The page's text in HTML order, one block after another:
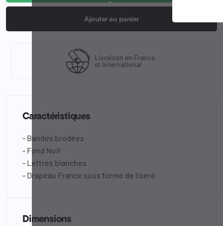
Ajouter au panier
Livraison en France
et international
Caractéristiques
- Bandes brodées
- Fond Noir
- Lettres blanches
- Drapeau France sous forme de liseré
Dimensions